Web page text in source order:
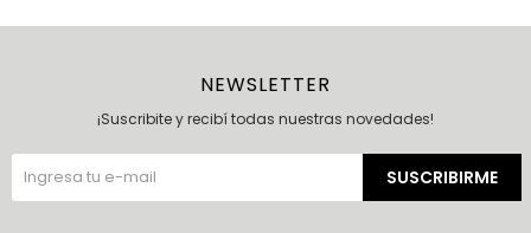
NEWSLETTER
¡Suscribite y recibí todas nuestras novedades!
SUSCRIBIRME